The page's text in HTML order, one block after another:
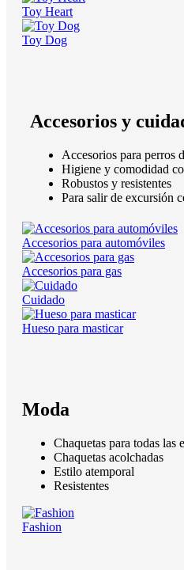
Toy Heart
Toy Dog
Accesorios y
Accesorios para perros
Higiene y comodidad
Robustos y resistentes
Para salir de excursión
Accesorios para automóviles
Accesorios para gas
Cuidado
Hueso para masticar
Moda
Chaquetas para todas las
Chaquetas acolchadas
Estilo atemporal
Resistentes
Fashion